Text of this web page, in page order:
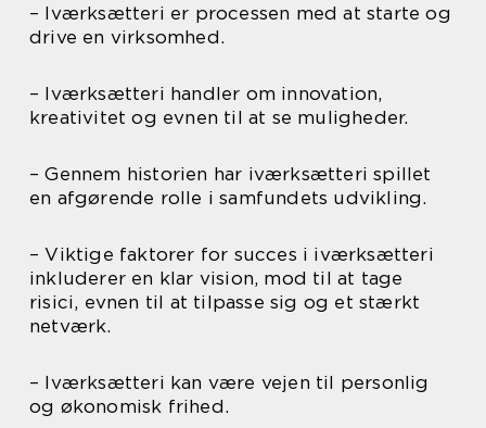
– Iværksætteri er processen med at starte og
drive en virksomhed.
– Iværksætteri handler om innovation,
kreativitet og evnen til at se muligheder.
– Gennem historien har iværksætteri spillet
en afgørende rolle i samfundets udvikling.
– Viktige faktorer for succes i iværksætteri
inkluderer en klar vision, mod til at tage
risici, evnen til at tilpasse sig og et stærkt
netværk.
– Iværksætteri kan være vejen til personlig
og økonomisk frihed.